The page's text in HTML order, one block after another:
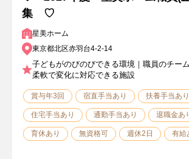
集 ♡
星美ホーム
東京都北区赤羽台4-2-14
子どもがのびのびできる環境｜職員のチー
柔軟で変化に対応できる施設
賞与年3回 宿直手当あり 扶養手当あり
住宅手当あり 通勤手当あり 退職金あ
育休あり 無資格可 週休2日 有給